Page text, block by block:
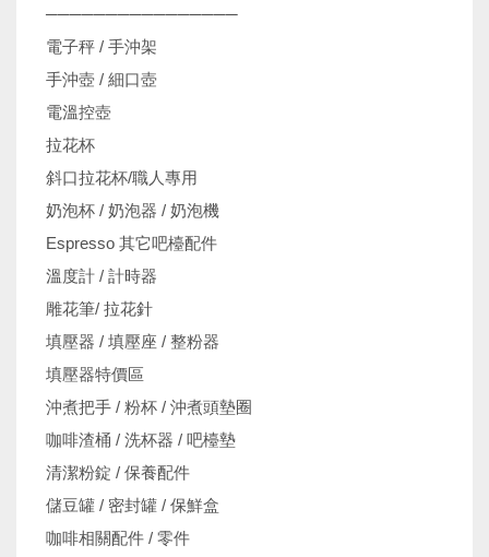
────────────────
電子秤 / 手沖架
手沖壺 / 細口壺
電溫控壺
拉花杯
斜口拉花杯/職人專用
奶泡杯 / 奶泡器 / 奶泡機
Espresso 其它吧檯配件
溫度計 / 計時器
雕花筆/ 拉花針
填壓器 / 填壓座 / 整粉器
填壓器特價區
沖煮把手 / 粉杯 / 沖煮頭墊圈
咖啡渣桶 / 洗杯器 / 吧檯墊
清潔粉錠 / 保養配件
儲豆罐 / 密封罐 / 保鮮盒
咖啡相關配件 / 零件